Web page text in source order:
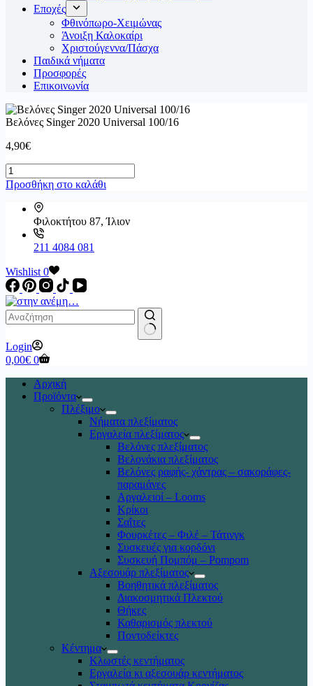
Εποχές
Φθινόπωρο-Χειμώνας
Άνοιξη Καλοκαίρι
Χριστούγεννα/Πάσχα
Παιδικά νήματα
Προσφορές
Επικοινωνία
Βελόνες Singer 2020 Universal 100/16
4,90€
Βελόνες
Singer
2020
Universal
100/16
ποσότητα
Προσθήκη στο καλάθι
Φιλοκτήτου 87, Ίλιον
211 4084 081
Wishlist 0
No
results
Login
Καλάθι
0,00€ 0
Αρχική
Προϊόντα
Πλέξιμο
Νήματα πλεξίματος
Εργαλεία πλεξίματος
Βελόνες πλεξίματος
Βελονάκια πλεξίματος
Βελόνες ραφής- χάντρας – σακοράφες-
παραμάνες
Αργαλειοί – Looms
Κρίκοι
Σαΐτες
Φουρκέτες – Φιλέ – Τάτινγκ
Συσκευές για κορδόνι
Συσκευή Πομπόμ – Pompom
Αξεσουάρ πλεξίματος
Βοηθητικά πλεξίματος
Διακοσμητικά Πλεκτού
Θήκες
Καθαρισμός πλεκτού
Ποντοδείκτες
Κέντημα
Κλωστές κεντήματος
Eργαλεία κι αξεσουάρ κεντήματος